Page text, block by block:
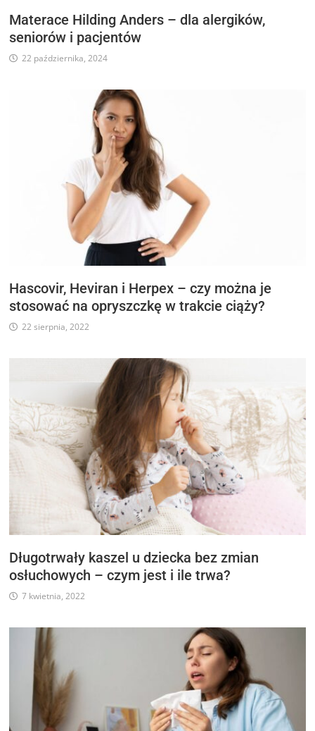
Materace Hilding Anders – dla alergików,
seniorów i pacjentów
22 października, 2024
Hascovir, Heviran i Herpex – czy można je
stosować na opryszczkę w trakcie ciąży?
22 sierpnia, 2022
Długotrwały kaszel u dziecka bez zmian
osłuchowych – czym jest i ile trwa?
7 kwietnia, 2022